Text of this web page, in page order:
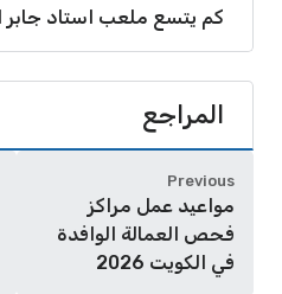
كم يتسع ملعب استاد جابر
المراجع
Previous
مواعيد عمل مراكز
فحص العمالة الوافدة
في الكويت 2026